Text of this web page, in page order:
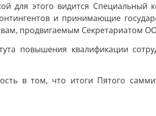
для этого видится
и принимающие
продвигаемым Секретариатом
повышения квалификации
в том, что итоги Пятого